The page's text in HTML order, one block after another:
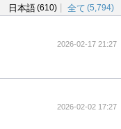
日本語(610) 全て (5,794)
2026-02-17 21:27
2026-02-02 17:27